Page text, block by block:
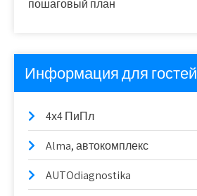
пошаговый план
Информация для гостей
4х4 ПиПл
Alma, автокомплекс
AUTOdiagnostika